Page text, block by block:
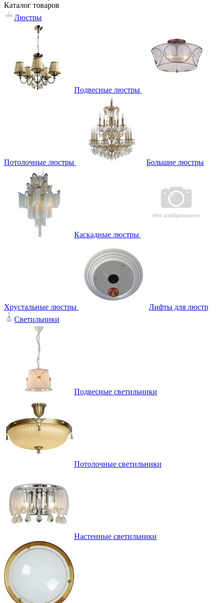
Каталог товаров
Люстры
Подвесные люстры
Потолочные люстры Большие люстры
Каскадные люстры
Хрустальные люстры
Лифты для люстр
Светильники
Подвесные светильники
Потолочные светильники
Настенные светильники